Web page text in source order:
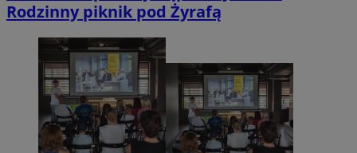
Rodzinny piknik pod Żyrafą